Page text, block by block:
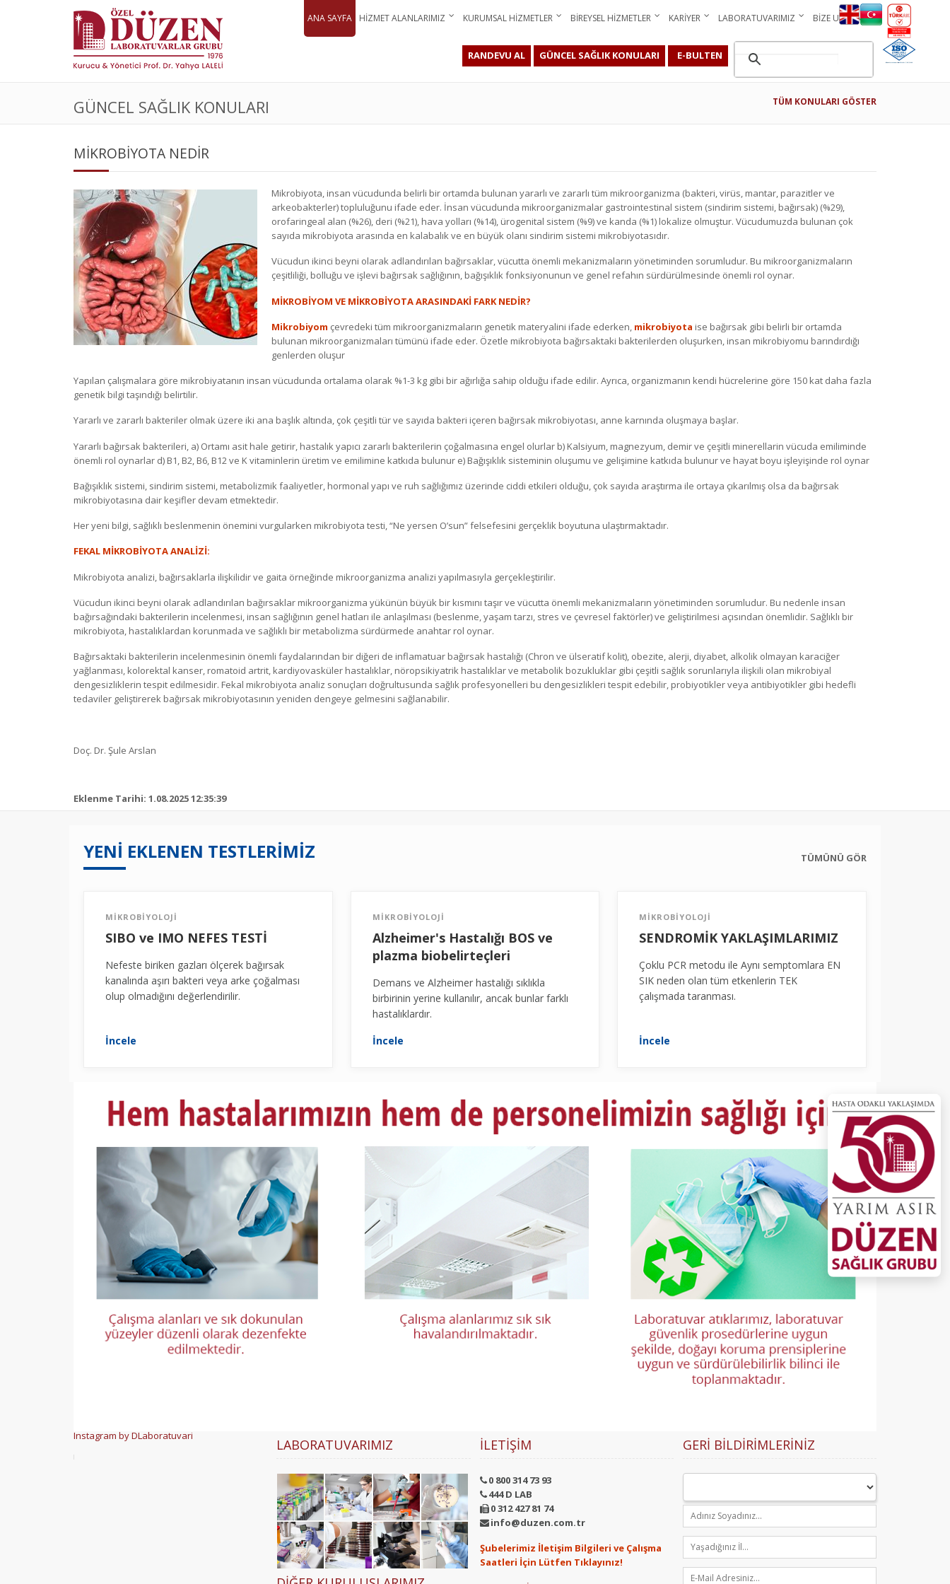
ANA SAYFA HIZMET ALANLARIMIZ KURUMSAL HIZMETLER BIREYSEL HIZMETLER KARIYER LABORATUVARIMIZ BIZE ULAŞIN
RANDEVU AL GÜNCEL SAĞLIK KONULARI E-BULTEN
GÜNCEL SAĞLIK KONULARI TÜM KONULARI GÖSTER
MİKROBİYOTA NEDİR
Mikrobiyota, insan vücudunda belirli bir ortamda bulunan yararlı ve zararlı tüm mikroorganizma (bakteri, virüs, mantar, parazitler ve
arkeobakterler) topluluğunu ifade eder. İnsan vücudunda mikroorganizmalar gastrointestinal sistem (sindirim sistemi, bağırsak) (%29),
orofaringeal alan (%26), deri (%21), hava yolları (%14), ürogenital sistem (%9) ve kanda (%1) lokalize olmuştur. Vücudumuzda bulunan çok
sayıda mikrobiyota arasında en kalabalık ve en büyük olanı sindirim sistemi mikrobiyotasıdır.
Vücudun ikinci beyni olarak adlandırılan bağırsaklar, vücutta önemli mekanizmaların yönetiminden sorumludur. Bu mikroorganizmaların
çeşitliliği, bolluğu ve işlevi bağırsak sağlığının, bağışıklık fonksiyonunun ve genel refahın sürdürülmesinde önemli rol oynar.
MİKROBİYOM VE MİKROBİYOTA ARASINDAKİ FARK NEDİR?
Mikrobiyom çevredeki tüm mikroorganizmaların genetik materyalini ifade ederken, mikrobiyota ise bağırsak gibi belirli bir ortamda
bulunan mikroorganizmaları tümünü ifade eder. Özetle mikrobiyota bağırsaktaki bakterilerden oluşurken, insan mikrobiyomu barındırdığı
genlerden oluşur
Yapılan çalışmalara göre mikrobiyatanın insan vücudunda ortalama olarak %1-3 kg gibi bir ağırlığa sahip olduğu ifade edilir. Ayrıca, organizmanın kendi hücrelerine göre 150 kat daha fazla
genetik bilgi taşındığı belirtilir.
Yararlı ve zararlı bakteriler olmak üzere iki ana başlık altında, çok çeşitli tür ve sayıda bakteri içeren bağırsak mikrobiyotası, anne karnında oluşmaya başlar.
Yararlı bağırsak bakterileri, a) Ortamı asit hale getirir, hastalık yapıcı zararlı bakterilerin çoğalmasına engel olurlar b) Kalsiyum, magnezyum, demir ve çeşitli minerellarin vücuda emiliminde
önemli rol oynarlar d) B1, B2, B6, B12 ve K vitaminlerin üretim ve emilimine katkıda bulunur e) Bağışıklık sisteminin oluşumu ve gelişimine katkıda bulunur ve hayat boyu işleyişinde rol oynar
Bağışıklık sistemi, sindirim sistemi, metabolizmik faaliyetler, hormonal yapı ve ruh sağlığımız üzerinde ciddi etkileri olduğu, çok sayıda araştırma ile ortaya çıkarılmış olsa da bağırsak
mikrobiyotasına dair keşifler devam etmektedir.
Her yeni bilgi, sağlıklı beslenmenin önemini vurgularken mikrobiyota testi, “Ne yersen O’sun” felsefesini gerçeklik boyutuna ulaştırmaktadır.
FEKAL MİKROBİYOTA ANALİZİ:
Mikrobiyota analizi, bağırsaklarla ilişkilidir ve gaita örneğinde mikroorganizma analizi yapılmasıyla gerçekleştirilir.
Vücudun ikinci beyni olarak adlandırılan bağırsaklar mikroorganizma yükünün büyük bir kısmını taşır ve vücutta önemli mekanizmaların yönetiminden sorumludur. Bu nedenle insan
bağırsağındaki bakterilerin incelenmesi, insan sağlığının genel hatları ile anlaşılması (beslenme, yaşam tarzı, stres ve çevresel faktörler) ve geliştirilmesi açısından önemlidir. Sağlıklı bir
mikrobiyota, hastalıklardan korunmada ve sağlıklı bir metabolizma sürdürmede anahtar rol oynar.
Bağırsaktaki bakterilerin incelenmesinin önemli faydalarından bir diğeri de inflamatuar bağırsak hastalığı (Chron ve ülseratif kolit), obezite, alerji, diyabet, alkolik olmayan karaciğer
yağlanması, kolorektal kanser, romatoid artrit, kardiyovasküler hastalıklar, nöropsikiyatrik hastalıklar ve metabolik bozukluklar gibi çeşitli sağlık sorunlarıyla ilişkili olan mikrobiyal
dengesizliklerin tespit edilmesidir. Fekal mikrobiyota analiz sonuçları doğrultusunda sağlık profesyonelleri bu dengesizlikleri tespit edebilir, probiyotikler veya antibiyotikler gibi hedefli
tedaviler geliştirerek bağırsak mikrobiyotasının yeniden dengeye gelmesini sağlanabilir.
Doç. Dr. Şule Arslan
Eklenme Tarihi: 1.08.2025 12:35:39
YENİ EKLENEN TESTLERİMİZ TÜMÜNÜ GÖR
MİKROBİYOLOJİ
SIBO ve IMO NEFES TESTİ
Nefeste biriken gazları ölçerek bağırsak
kanalında aşırı bakteri veya arke çoğalması
olup olmadığını değerlendirilir.
İncele
MİKROBİYOLOJİ
Alzheimer's Hastalığı BOS ve
plazma biobelirteçleri
Demans ve Alzheimer hastalığı sıklıkla
birbirinin yerine kullanılır, ancak bunlar farklı
hastalıklardır.
İncele
MİKROBİYOLOJİ
SENDROMİK YAKLAŞIMLARIMIZ
Çoklu PCR metodu ile Aynı semptomlara EN
SIK neden olan tüm etkenlerin TEK
çalışmada taranması.
İncele
Instagram by DLaboratuvari
LABORATUVARIMIZ İLETIŞIM
0 800 314 73 93
444 D LAB
0 312 427 81 74
info@duzen.com.tr
Şubelerimiz İletişim Bilgileri ve Çalışma
Saatleri İçin Lütfen Tıklayınız!
GERI BILDIRIMLERINIZ